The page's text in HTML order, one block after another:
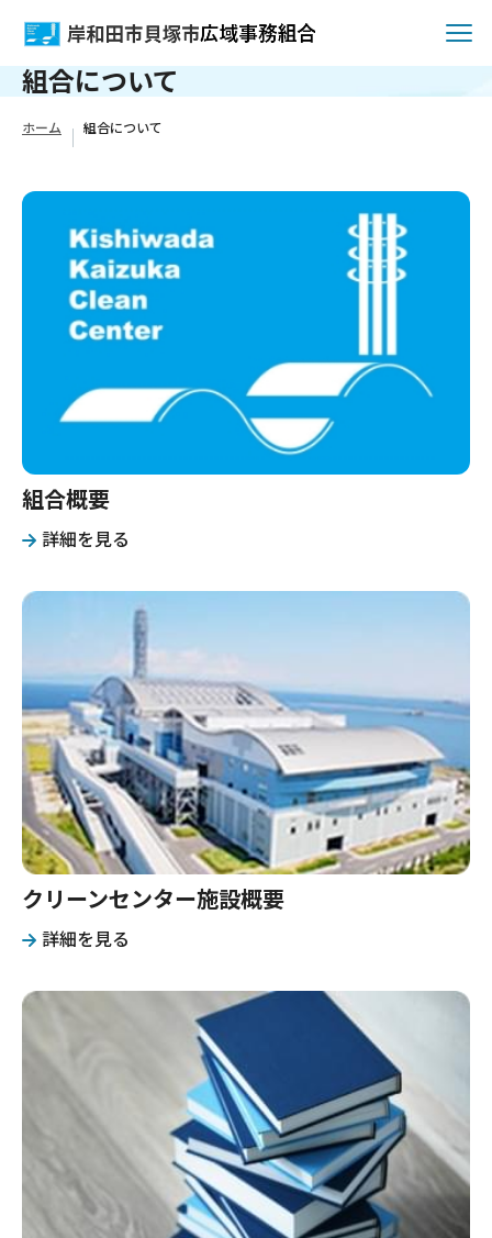
組合について
ホーム 組合について
組合概要
詳細を見る
クリーンセンター施設概要
詳細を見る